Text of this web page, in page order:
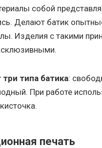
собой
Делают батик
Изделия с такими
типа батика:
При работе
печать